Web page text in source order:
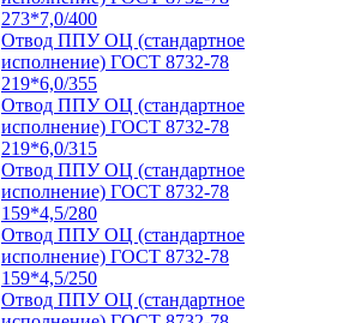
273*7,0/400
Отвод ППУ ОЦ (стандартное
исполнение) ГОСТ 8732-78
219*6,0/355
Отвод ППУ ОЦ (стандартное
исполнение) ГОСТ 8732-78
219*6,0/315
Отвод ППУ ОЦ (стандартное
исполнение) ГОСТ 8732-78
159*4,5/280
Отвод ППУ ОЦ (стандартное
исполнение) ГОСТ 8732-78
159*4,5/250
Отвод ППУ ОЦ (стандартное